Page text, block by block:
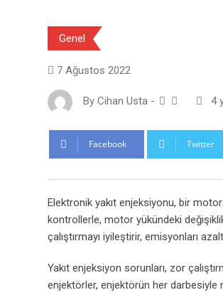
Genel
7 Ağustos 2022
By Cihan Usta - 4
Facebook Twitter
Elektronik yakıt enjeksiyonu, bir
kontrollerle, motor yükündeki
çalıştırmayı iyileştirir, emisyonları
Yakıt enjeksiyon sorunları, zor
enjektörler, enjektörün her darbesiyle